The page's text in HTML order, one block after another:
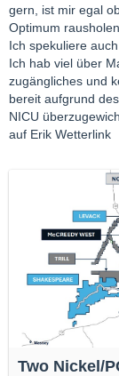
gern, ist mir egal
Optimum
Ich spekuliere
Ich hab viel über
zugängliches und
bereit aufgrund
NICU
auf Erik Wetterlink
Two Nickel/